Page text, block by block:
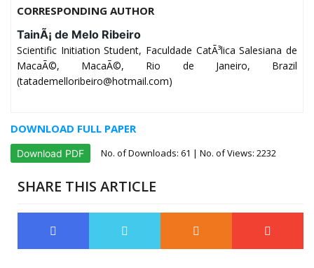
CORRESPONDING AUTHOR
TainÃ¡ de Melo Ribeiro
Scientific Initiation Student, Faculdade CatÃ³lica Salesiana de
MacaÃ©, MacaÃ©, Rio de Janeiro, Brazil
(tatademelloribeiro@hotmail.com)
DOWNLOAD FULL PAPER
Download PDF No. of Downloads: 61 | No. of Views: 2232
SHARE THIS ARTICLE